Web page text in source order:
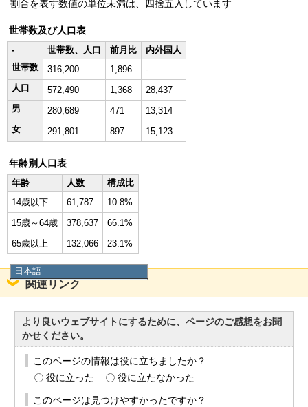
日本語
日本語
English
한국어
简体中文
繁體中文
割合を表す数値の単位未満は、四捨五入しています
世帯数及び人口表
-
世帯数、人口 前月比
内外国人
世帯数
316,200 1,896
-
人口
572,490 1,368
28,437
男
280,689 471
13,314
女
291,801 897 15,123
年齢別人口表
年齢
人数
構成比
14歳以下
61,787
10.8%
15歳～64歳
378,637
66.1%
65歳以上
132,066 23.1%
関連リンク
より良いウェブサイトにするために、ページのご感想をお聞
かせください。
このページの情報は役に立ちましたか？
役に立った
役に立たなかった
このページは見つけやすかったですか？